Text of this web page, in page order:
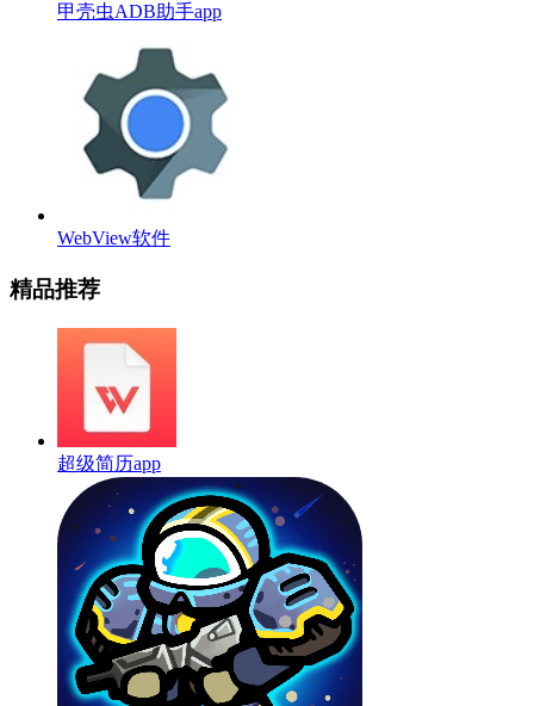
甲壳虫ADB助手app
WebView软件
精品推荐
超级简历app